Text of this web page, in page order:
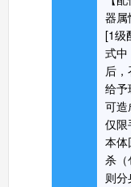
生死狙击手
器属
[1级
式中
后
给予
可造
仅限
本体
杀（
则